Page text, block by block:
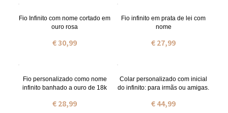
Fio Infinito com nome cortado em
ouro rosa
€ 30,99
Fio infinito em prata de lei com
nome
€ 27,99
Fio personalizado como nome
infinito banhado a ouro de 18k
€ 28,99
Colar personalizado com inicial
do infinito: para irmãs ou amigas.
€ 44,99